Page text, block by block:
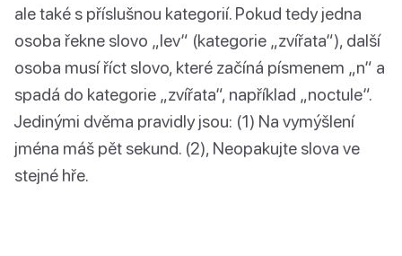
ale také s příslušnou kategorií. Pokud tedy jedna
osoba řekne slovo „lev“ (kategorie „zvířata“), další
osoba musí říct slovo, které začíná písmenem „n“ a
spadá do kategorie „zvířata“, například „noctule“.
Jedinými dvěma pravidly jsou: (1) Na vymýšlení
jména máš pět sekund. (2), Neopakujte slova ve
stejné hře.